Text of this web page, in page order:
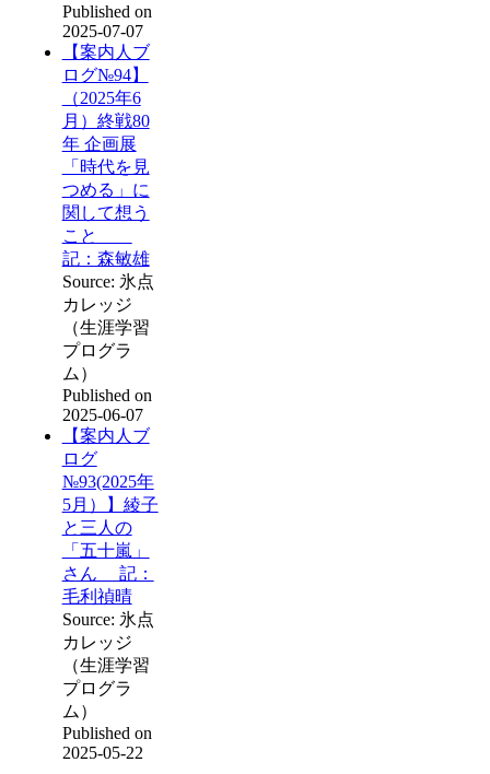
Published on
2025-07-07
【案内人ブ
ログ№94】
（2025年6
月）終戦80
年 企画展
「時代を見
つめる」に
関して想う
こと
記：森敏雄
Source: 氷点
カレッジ
（生涯学習
プログラ
ム）
Published on
2025-06-07
【案内人ブ
ログ
№93(2025年
5月）】綾子
と三人の
「五十嵐」
さん 記：
毛利禎晴
Source: 氷点
カレッジ
（生涯学習
プログラ
ム）
Published on
2025-05-22